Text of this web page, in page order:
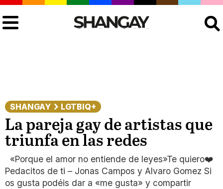
SHANGAY LGTBIQ+
La pareja gay de artistas que
triunfa en las redes
«Porque el amor no entiende de leyes»Te quiero❤️
Pedacitos de ti – Jonas Campos y Alvaro Gomez Si
os gusta podéis dar a «me gusta» y compartir